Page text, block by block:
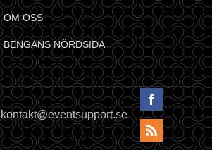
OM OSS
BENGANS NÖRDSIDA
kontakt@eventsupport.se